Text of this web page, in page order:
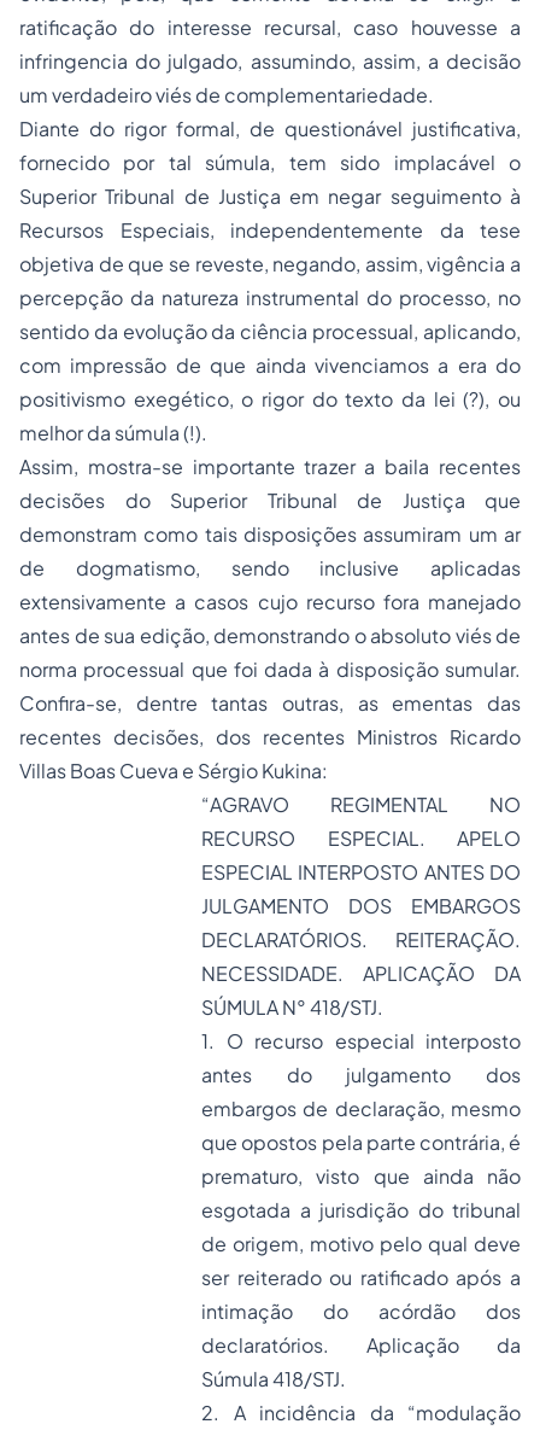
ratificação do interesse recursal, caso houvesse a
infringencia do julgado, assumindo, assim, a decisão
um verdadeiro viés de complementariedade.
Diante do rigor formal, de questionável justificativa,
fornecido por tal súmula, tem sido implacável o
Superior Tribunal de Justiça em negar seguimento à
Recursos Especiais, independentemente da tese
objetiva de que se reveste, negando, assim, vigência a
percepção da natureza instrumental do processo, no
sentido da evolução da ciência processual, aplicando,
com impressão de que ainda vivenciamos a era do
positivismo exegético, o rigor do texto da lei (?), ou
melhor da súmula (!).
Assim, mostra-se importante trazer a baila recentes
decisões do Superior Tribunal de Justiça que
demonstram como tais disposições assumiram um ar
de dogmatismo, sendo inclusive aplicadas
extensivamente a casos cujo recurso fora manejado
antes de sua edição, demonstrando o absoluto viés de
norma processual que foi dada à disposição sumular.
Confira-se, dentre tantas outras, as ementas das
recentes decisões, dos recentes Ministros Ricardo
Villas Boas Cueva e Sérgio Kukina:
“AGRAVO REGIMENTAL NO
RECURSO ESPECIAL. APELO
ESPECIAL INTERPOSTO ANTES DO
JULGAMENTO DOS EMBARGOS
DECLARATÓRIOS. REITERAÇÃO.
NECESSIDADE. APLICAÇÃO DA
SÚMULA N° 418/STJ.
1. O recurso especial interposto
antes do julgamento dos
embargos de declaração, mesmo
que opostos pela parte contrária, é
prematuro, visto que ainda não
esgotada a jurisdição do tribunal
de origem, motivo pelo qual deve
ser reiterado ou ratificado após a
intimação do acórdão dos
declaratórios. Aplicação da
Súmula 418/STJ.
2. A incidência da “modulação